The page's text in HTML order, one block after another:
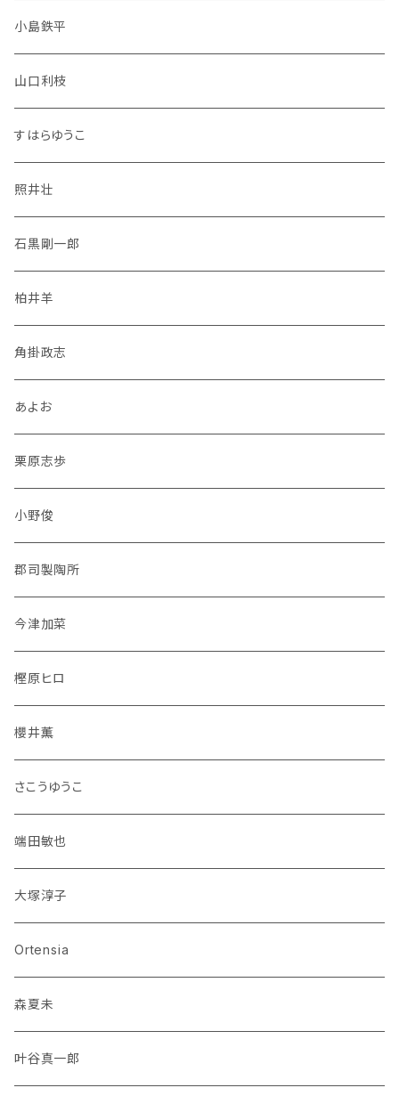
小島鉄平
山口利枝
すはらゆうこ
照井壮
石黒剛一郎
柏井羊
角掛政志
あよお
栗原志歩
小野俊
郡司製陶所
今津加菜
樫原ヒロ
櫻井薫
さこうゆうこ
端田敏也
大塚淳子
Ortensia
森夏未
叶谷真一郎